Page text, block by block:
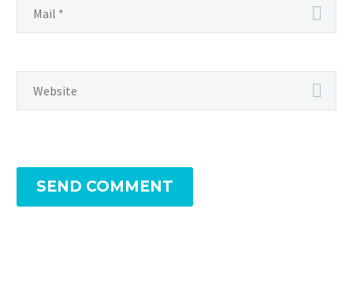
SEND COMMENT